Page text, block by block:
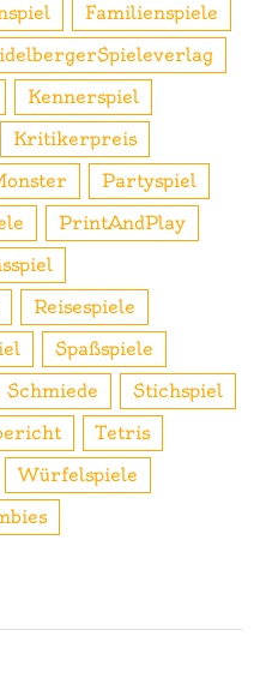
Familienspiele
Kennerspiel
Kritikerpreis
Partyspiel
PrintAndPlay
Reisespiele
Spaßspiele
Schmiede
Stichspiel
Tetris
Würfelspiele